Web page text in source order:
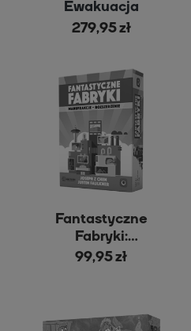
Ewakuacja
279,95 zł
Fantastyczne
Fabryki:
Manufrakcje
99,95 zł